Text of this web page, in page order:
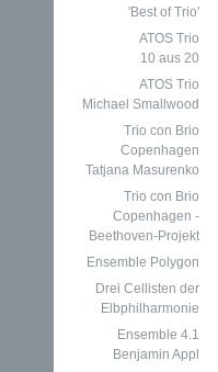
'Best of Trio'
ATOS Trio
10 aus 20
ATOS Trio
Michael Smallwood
Trio con Brio
Copenhagen
Tatjana Masurenko
Trio con Brio
Copenhagen -
Beethoven-Projekt
Ensemble Polygon
Drei Cellisten der
Elbphilharmonie
Ensemble 4.1
Benjamin Appl